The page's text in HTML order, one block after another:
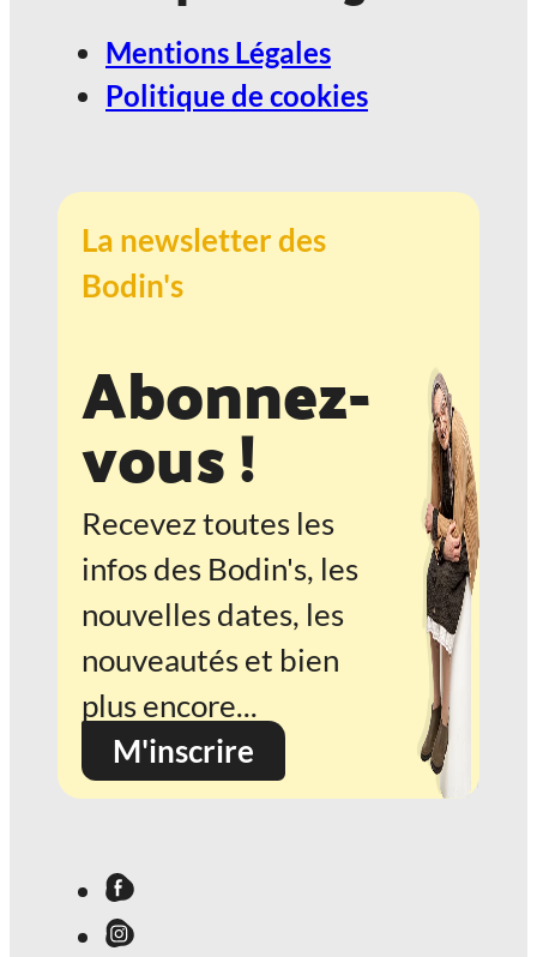
Mentions Légales
Politique de cookies
La newsletter des
Bodin's
Abonnez-
vous !
Recevez toutes les
infos des Bodin's, les
nouvelles dates, les
nouveautés et bien
plus encore...
M'inscrire